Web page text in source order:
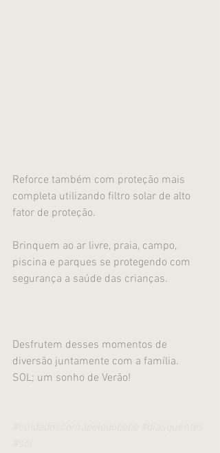
Reforce também com proteção mais
completa utilizando filtro solar de alto
fator de proteção.
Brinquem ao ar livre, praia, campo,
piscina e parques se protegendo com
segurança a saúde das crianças.
Desfrutem desses momentos de
diversão juntamente com a família.
SOL; um sonho de Verão!